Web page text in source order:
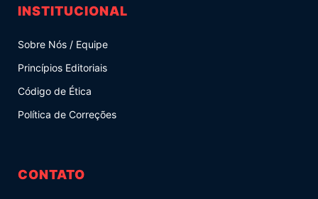
INSTITUCIONAL
Sobre Nós / Equipe
Princípios Editoriais
Código de Ética
Política de Correções
CONTATO